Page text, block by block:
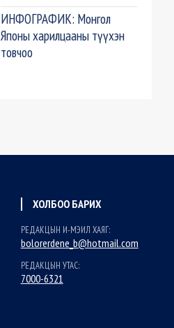
ИНФОГРАФИК: Монгол
Японы харилцааны түүхэн
товчоо
ХОЛБОО БАРИХ
РЕДАКЦЫН И-МЭИЛ ХАЯГ:
bolorerdene_b@hotmail.com
РЕДАКЦЫН УТАС:
7000-6321